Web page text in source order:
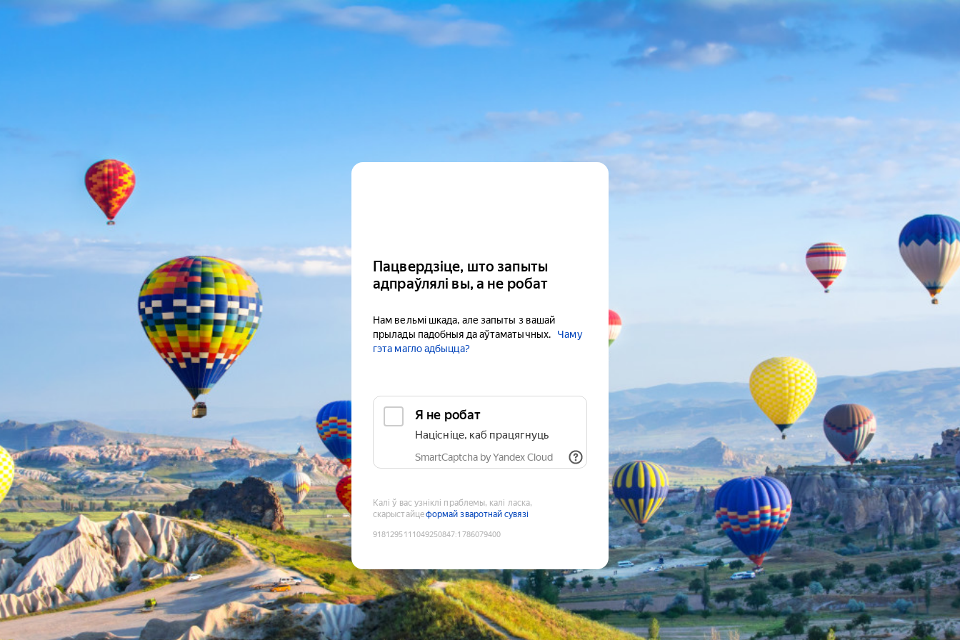
Пацвердзіце, што запыты
адпраўлялі вы, а не робат
Нам вельмі шкада, але запыты з вашай
прылады падобныя да аўтаматычных.
Чаму
гэта магло адбыцца?
Я не робат
Націсніце, каб працягнуць
SmartCaptcha by Yandex Cloud
Калі ў вас узніклі праблемы, калі ласка,
скарыстайцеформай зваротнай сувязі
9181295111049250847:1786079400